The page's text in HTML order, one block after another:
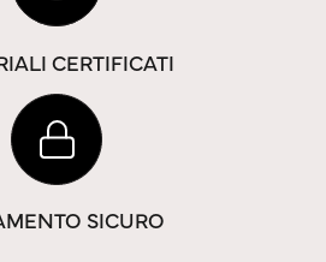
CERTIFICATI
SICURO